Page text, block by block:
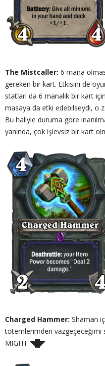
The Mistcaller: 6 mana
gereken bir kart. Etkisini de
statları da 6 manalık bir kart
masaya da etki edebilseydi, o
Bu haliyle duruma göre
yanında, çok işlevsiz bir kart
Charged Hammer: Shaman
totemlerimden vazgeçeceğimi
MIGHT ◥█̆◤